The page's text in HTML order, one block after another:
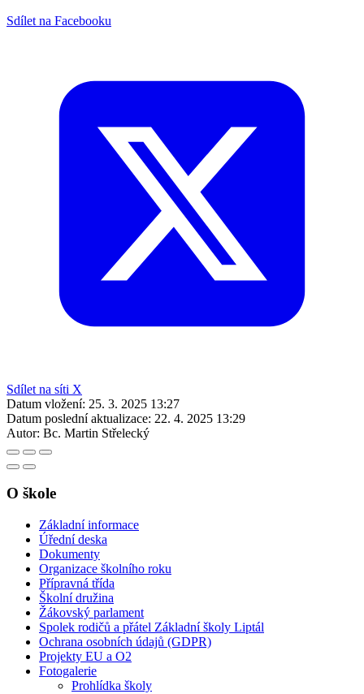
Sdílet na Facebooku
Sdílet na síti X
Datum vložení: 25. 3. 2025 13:27
Datum poslední aktualizace: 22. 4. 2025 13:29
Autor: Bc. Martin Střelecký
O škole
Základní informace
Úřední deska
Dokumenty
Organizace školního roku
Přípravná třída
Školní družina
Žákovský parlament
Spolek rodičů a přátel Základní školy Liptál
Ochrana osobních údajů (GDPR)
Projekty EU a O2
Fotogalerie
Prohlídka školy